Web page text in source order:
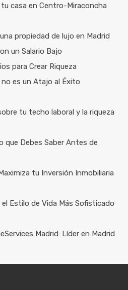
casa en Centro-Miraconcha
propiedad de lujo en Madrid
un Salario Bajo
para Crear Riqueza
es un Atajo al Éxito
tu techo laboral y la riqueza
que Debes Saber Antes de
tu Inversión Inmobiliaria
Estilo de Vida Más Sofisticado
Madrid: Líder en Madrid